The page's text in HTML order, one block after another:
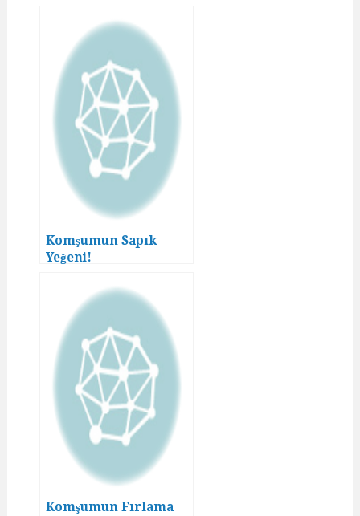
Komşumun Sapık
Yeğeni!
Komşumun Fırlama